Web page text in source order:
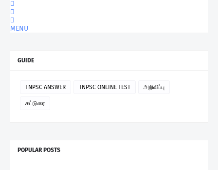
MENU
GUIDE
TNPSC ANSWER TNPSC ONLINE TEST அறிவிப்பு
கட்டுரை
POPULAR POSTS